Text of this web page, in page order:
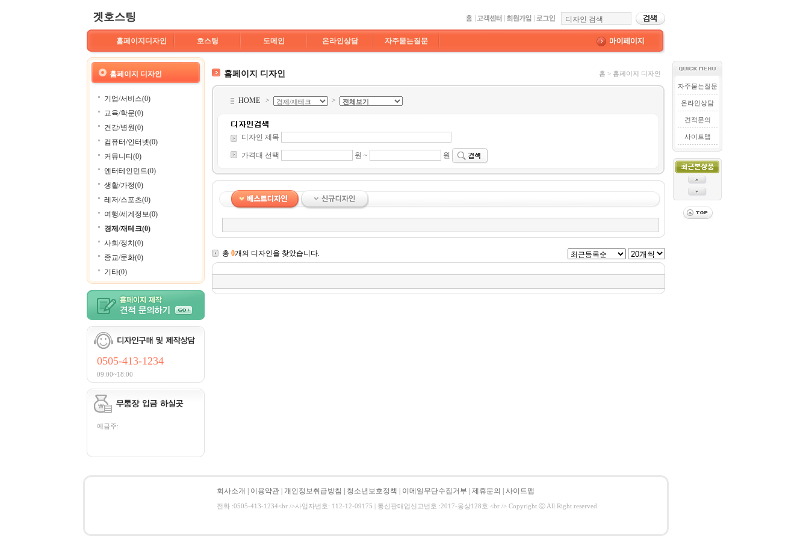
겟호스팅
홈페이지디자인 호스팅 도메인 온라인상담 자주묻는질문
홈페이지 디자인
기업/서비스(0)
교육/학문(0)
건강/병원(0)
컴퓨터/인터넷(0)
커뮤니티(0)
엔터테인먼트(0)
생활/가정(0)
레저/스포츠(0)
여행/세계정보(0)
경제/재테크(0)
사회/정치(0)
종교/문화(0)
기타(0)
0505-413-1234
09:00~18:00
예금주:
홈페이지 디자인 홈 > 홈페이지 디자인
HOME > >
디자인 제목
가격대 선택 원 ~ 원
총 0개의 디자인을 찾았습니다.
자주묻는질문
온라인상담
견적문의
사이트맵
회사소개 이용약관 개인정보취급방침 청소년보호정책 이메일무단수집거부 제휴문의 사이트맵
전화 :0505-413-1234<br />사업자번호: 112-12-09175 | 통신판매업신고번호 :2017-웅상128호 <br /> Copyright ⓒ All Right reserved